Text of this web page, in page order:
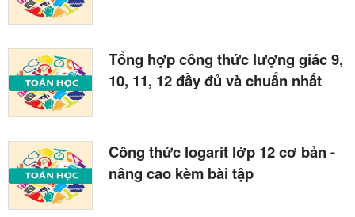
Tổng hợp công thức lượng giác 9,
10, 11, 12 đầy đủ và chuẩn nhất
Công thức logarit lớp 12 cơ bản -
nâng cao kèm bài tập